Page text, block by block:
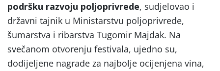
podršku razvoju poljoprivrede, sudjelovao i
državni tajnik u Ministarstvu poljoprivrede,
šumarstva i ribarstva Tugomir Majdak. Na
svečanom otvorenju festivala, ujedno su,
dodijeljene nagrade za najbolje ocijenjena vina,